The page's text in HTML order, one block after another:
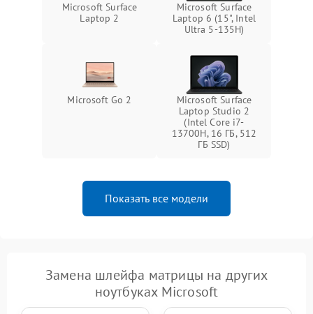
Microsoft Surface
Laptop 2
Microsoft Surface
Laptop 6 (15", Intel
Ultra 5-135H)
Microsoft Go 2
Microsoft Surface
Laptop Studio 2
(Intel Core i7-
13700H, 16 ГБ, 512
ГБ SSD)
Показать все модели
Замена шлейфа матрицы на других
ноутбуках Microsoft